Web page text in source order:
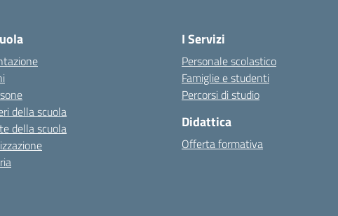
della scuola
della scuola
I Servizi
Personale scolastico
Famiglie e studenti
Percorsi di studio
Didattica
Offerta formativa